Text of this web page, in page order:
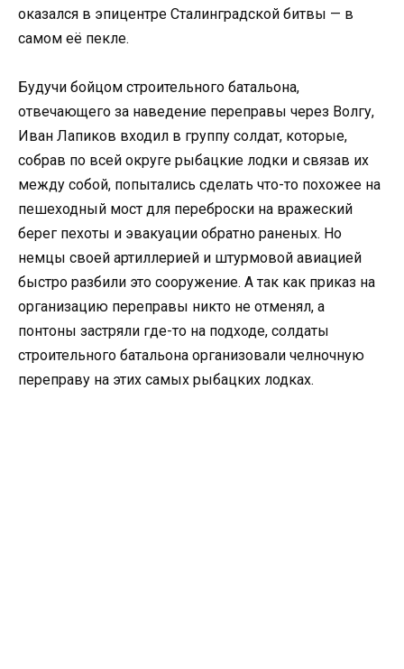
оказался в эпицентре Сталинградской битвы — в
самом её пекле.
Будучи бойцом строительного батальона,
отвечающего за наведение переправы через Волгу,
Иван Лапиков входил в группу солдат, которые,
собрав по всей округе рыбацкие лодки и связав их
между собой, попытались сделать что-то похожее на
пешеходный мост для переброски на вражеский
берег пехоты и эвакуации обратно раненых. Но
немцы своей артиллерией и штурмовой авиацией
быстро разбили это сооружение. А так как приказ на
организацию переправы никто не отменял, а
понтоны застряли где-то на подходе, солдаты
строительного батальона организовали челночную
переправу на этих самых рыбацких лодках.